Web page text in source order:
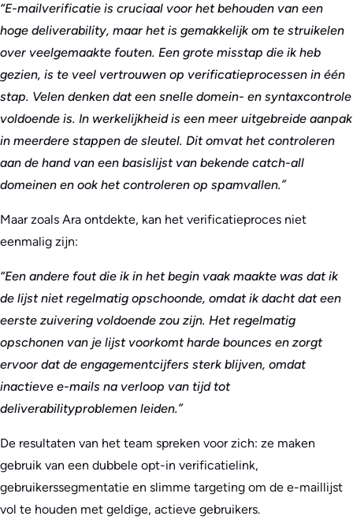
“E-mailverificatie is cruciaal voor het behouden van een
hoge deliverability, maar het is gemakkelijk om te struikelen
over veelgemaakte fouten. Een grote misstap die ik heb
gezien, is te veel vertrouwen op verificatieprocessen in één
stap. Velen denken dat een snelle domein- en syntaxcontrole
voldoende is. In werkelijkheid is een meer uitgebreide aanpak
in meerdere stappen de sleutel. Dit omvat het controleren
aan de hand van een basislijst van bekende catch-all
domeinen en ook het controleren op spamvallen.”
Maar zoals Ara ontdekte, kan het verificatieproces niet
eenmalig zijn:
“Een andere fout die ik in het begin vaak maakte was dat ik
de lijst niet regelmatig opschoonde, omdat ik dacht dat een
eerste zuivering voldoende zou zijn. Het regelmatig
opschonen van je lijst voorkomt harde bounces en zorgt
ervoor dat de engagementcijfers sterk blijven, omdat
inactieve e-mails na verloop van tijd tot
deliverabilityproblemen leiden.”
De resultaten van het team spreken voor zich: ze maken
gebruik van een dubbele opt-in verificatielink,
gebruikerssegmentatie en slimme targeting om de e-maillijst
vol te houden met geldige, actieve gebruikers.